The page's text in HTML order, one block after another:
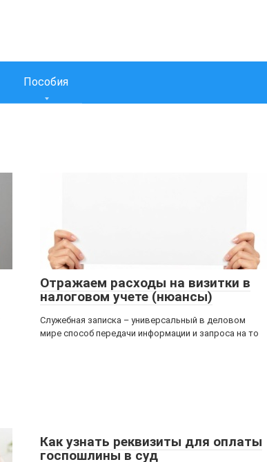
Пособия
Отражаем расходы на визитки в
налоговом учете (нюансы)
Служебная записка – универсальный в деловом
мире способ передачи информации и запроса на то
Как узнать реквизиты для оплаты
госпошлины в суд